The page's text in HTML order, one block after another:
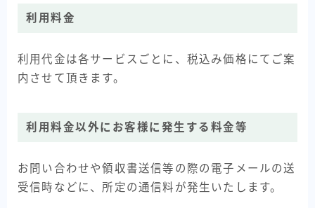
利用料金
利用代金は各サービスごとに、税込み価格にてご案
内させて頂きます。
利用料金以外にお客様に発生する料金等
お問い合わせや領収書送信等の際の電子メールの送
受信時などに、所定の通信料が発生いたします。